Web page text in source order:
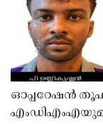
ഓപ്പറേഷൻ